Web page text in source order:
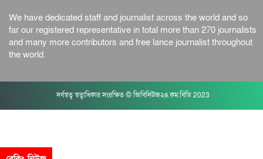
We have dedicated staff and journalist across the world and so
far our registered representative in total more than 270 journalists
and many more contributors and free lance journalist throughout
the world.
সর্বস্বত্ব স্বত্বাধিকার সংরক্ষিত © জিবিনিউজ২৪.কম.বিডি 2023